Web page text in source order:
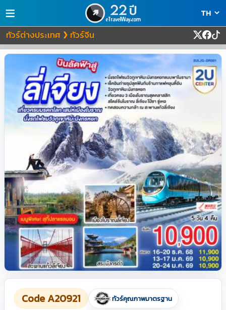
≡
ทัวร์ต่างประเทศ ❯ ทัวร์จีน
Code A20921 ทัวร์คุณภาพมาตรฐาน